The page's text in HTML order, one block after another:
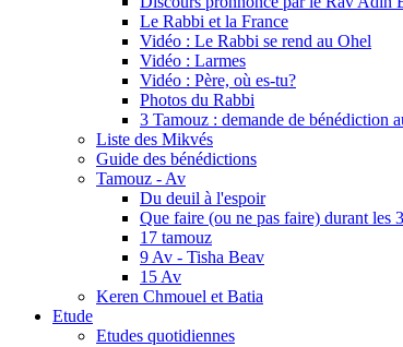
Le Rabbi et la France
Vidéo : Le Rabbi se rend au Ohel
Vidéo : Larmes
Vidéo : Père, où es-tu?
Photos du Rabbi
3 Tamouz : demande de bénédiction
Liste des Mikvés
Guide des bénédictions
Tamouz - Av
Du deuil à l'espoir
Que faire (ou ne pas faire) durant les
17 tamouz
9 Av - Tisha Beav
15 Av
Keren Chmouel et Batia
Etude
Etudes quotidiennes